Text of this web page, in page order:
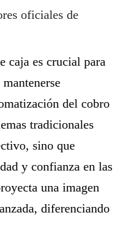
oficiales de
caja es crucial para
del cobro
tradicionales
sino que
y confianza en las
una imagen
diferenciando